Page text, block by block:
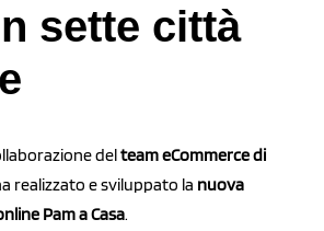
sette città
delteam eCommerce di
realizzato e sviluppato la nuova
Pam a Casa.